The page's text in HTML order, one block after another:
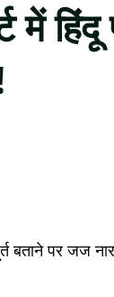
में
बताने पर जज